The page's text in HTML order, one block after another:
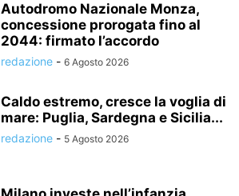
Autodromo Nazionale Monza,
concessione prorogata fino al
2044: firmato l’accordo
redazione - 6 Agosto 2026
Caldo estremo, cresce la voglia di
mare: Puglia, Sardegna e Sicilia...
redazione - 5 Agosto 2026